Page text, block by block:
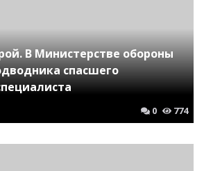
В Министерстве обороны
спасшего
0 774